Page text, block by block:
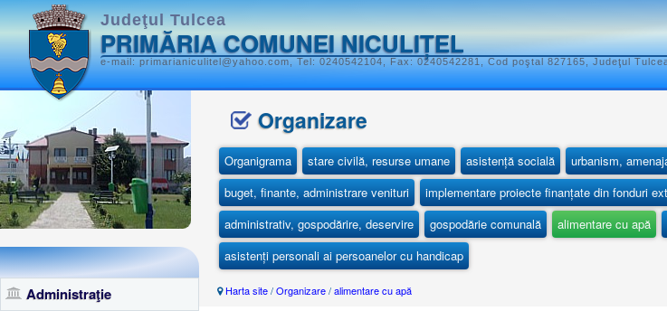
Judeţul Tulcea
PRIMĂRIA COMUNEI NICULIȚEL
e-mail: primarianiculitel@yahoo.com, Tel: 0240542104, Fax: 0240542281, Cod poştal 827165, Judeţul
Administraţie
Organizare
Organigrama stare civilă, resurse umane asistență socială urbanism,
buget, finante, administrare venituri
implementare proiecte finanțate din fonduri
administrativ, gospodărire, deservire
gospodărie comunală alimentare cu apă
asistenți personali ai persoanelor cu handicap
Harta site/Organizare/alimentare cu apă